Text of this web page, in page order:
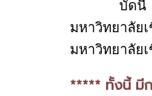
มหาวิทยาลัย
***** ทั้งนี้ มีก